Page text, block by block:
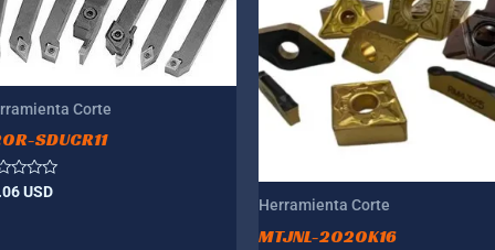
Corte
SDUCR11
USD
Herramienta Corte
MTJNL-2020K16